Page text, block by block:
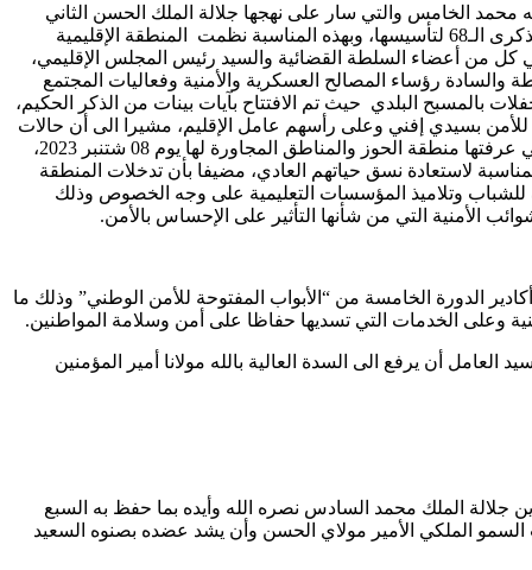
محمد الخامس والتي سار على نهجها جلالة الملك الحسن الثاني
طيب الله ثراهما ووارث سرهما الملك محمد السادس نصره الله وأيده، تحتفل المديرية العامة للأمن الوطني اليوم الخميس 16 ماي 2024 بالذكرى الـ68 لتأسيسها، وبهذه المناسبة نظمت المنطقة الإقليمية
من أعضاء السلطة القضائية والسيد رئيس المجلس الإقليمي،
رؤساء المصالح العسكرية والأمنية وفعاليات المجتمع
بالمسبح البلدي حيث تم الافتتاح بآيات بينات من الذكر الحكيم،
للأمن بسيدي إفني وعلى رأسهم عامل الإقليم، مشيرا الى أن حالات
الطوارئ والأزمات شكلت تحديات تضاعف فيها الأجهزة الامنية عموما والشرطية خصوصا التزاماتها وهو ما ظهر بجلاء خلال الهزة الارضية التي عرفتها منطقة الحوز والمناطق المجاورة لها يوم 08 شتنبر 2023،
لاستعادة نسق حياتهم العادي، مضيفا بأن تدخلات المنطقة
للشباب وتلاميذ المؤسسات التعليمية على وجه الخصوص وذلك
الأمنية التي من شأنها التأثير على الإحساس بالأمن.
الدورة الخامسة من “الأبواب المفتوحة للأمن الوطني” وذلك ما
أن يرفع الى السدة العالية بالله مولانا أمير المؤمنين
جلالة الملك محمد السادس نصره الله وأيده بما حفظ به السبع
السمو الملكي الأمير مولاي الحسن وأن يشد عضده بصنوه السعيد